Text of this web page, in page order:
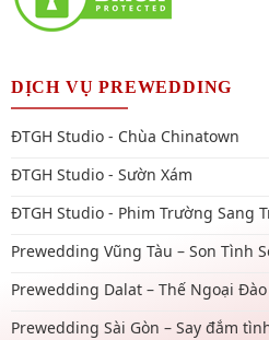
DỊCH VỤ PREWEDDING
ĐTGH Studio - Chùa Chinatown
ĐTGH Studio - Sườn Xám
ĐTGH Studio - Phim Trường Sang
Prewedding Vũng Tàu – Son Tình
Prewedding Dalat – Thế Ngoại Đào
Prewedding Sài Gòn – Say đắm